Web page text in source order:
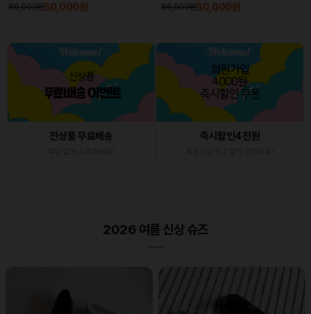
86,000원50,000원 86,000원50,000원
전상품 무료배송 즉시할인4천원
2026 여름 신상 슈즈